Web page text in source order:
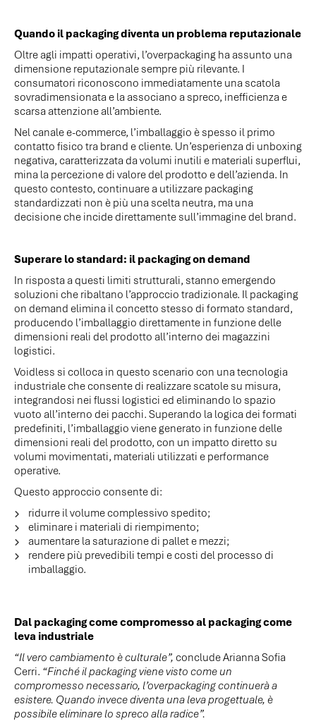
Quando il packaging diventa un problema reputazionale
Oltre agli impatti operativi, l’overpackaging ha assunto una
dimensione reputazionale sempre più rilevante. I
consumatori riconoscono immediatamente una scatola
sovradimensionata e la associano a spreco, inefficienza e
scarsa attenzione all’ambiente.
Nel canale e-commerce, l’imballaggio è spesso il primo
contatto fisico tra brand e cliente. Un’esperienza di unboxing
negativa, caratterizzata da volumi inutili e materiali superflui,
mina la percezione di valore del prodotto e dell’azienda. In
questo contesto, continuare a utilizzare packaging
standardizzati non è più una scelta neutra, ma una
decisione che incide direttamente sull’immagine del brand.
Superare lo standard: il packaging on demand
In risposta a questi limiti strutturali, stanno emergendo
soluzioni che ribaltano l’approccio tradizionale. Il packaging
on demand elimina il concetto stesso di formato standard,
producendo l’imballaggio direttamente in funzione delle
dimensioni reali del prodotto all’interno dei magazzini
logistici.
Voidless si colloca in questo scenario con una tecnologia
industriale che consente di realizzare scatole su misura,
integrandosi nei flussi logistici ed eliminando lo spazio
vuoto all’interno dei pacchi. Superando la logica dei formati
predefiniti, l’imballaggio viene generato in funzione delle
dimensioni reali del prodotto, con un impatto diretto su
volumi movimentati, materiali utilizzati e performance
operative.
Questo approccio consente di:
ridurre il volume complessivo spedito;
eliminare i materiali di riempimento;
aumentare la saturazione di pallet e mezzi;
rendere più prevedibili tempi e costi del processo di
imballaggio.
Dal packaging come compromesso al packaging come
leva industriale
“Il vero cambiamento è culturale”, conclude Arianna Sofia
Cerri. “Finché il packaging viene visto come un
compromesso necessario, l’overpackaging continuerà a
esistere. Quando invece diventa una leva progettuale, è
possibile eliminare lo spreco alla radice”.